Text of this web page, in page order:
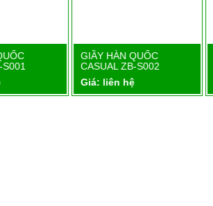
tiết Chi tiết
GIẦY HÀN QUỐC
CASUAL ZB-S002
Giá: liên hệ